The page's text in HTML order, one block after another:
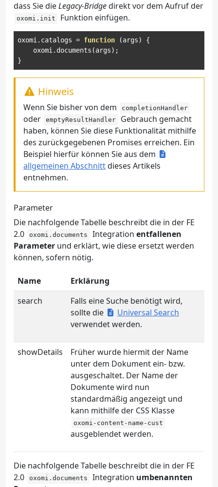
dass Sie dieLegacy-Bridgedirekt vor dem Aufruf der
oxomi.init Funktion einfügen.
oxomi . catalogs = function (args)
{
    oxomi
. documents (args);
}
Hinweis
Wenn Sie bisher von dem completionHandler
oder emptyResultHandler
Gebrauch gemacht
haben, können Sie diese Funktionalität mithilfe
des zurückgegebenen Promises erreichen. Ein
Beispiel hierfür können Sie aus dem
allgemeinen Abschnittdieses Artikels
entnehmen.
Parameter
Die nachfolgende Tabelle beschreibt die in der FE
2.0
oxomi.documents Integration entfallenen
Parameter und erklärt, wie diese ersetzt werden
können, sofern nötig.
Name
Erklärung
search
Falls eine Suche benötigt wird,
sollte die
Universal Search
verwendet werden.
showDetails
Früher wurde hiermit der Name
unter dem Dokument ein- bzw.
ausgeschaltet. Der Name der
Dokumente wird nun
standardmäßig angezeigt und
kann mithilfe der CSS Klasse
oxomi-content-name-cust
ausgeblendet werden.
Die nachfolgende Tabelle beschreibt die in der FE
2.0
oxomi.documents Integration umbenannten